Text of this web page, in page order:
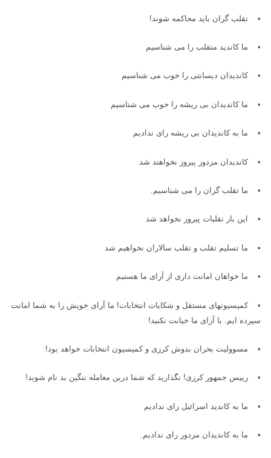
• تقلب گران باید محاکمه شوند !
• ما کاندید متقلب را می شناسیم
•کاندیدان دیسانتی را خوب می شناسیم
• ما کاندیدان بی ریشه را خوب می شناسیم
• ما به کاندیدان بی ریشه رای ندادیم
•کاندیدان مزدور پیروز نخواهند شد
• ما تقلب گران را می شناسیم
• این بار تقلبات پیروز نخواهد شد
• ما تسلیم تقلب و تقلب سالاران نخواهیم شد
• ما خواهان امانت داری از آرای ما هستیم
•کمیسیونهای مستقل و شکایات انتخابات! ما آرای خویش را به شما امانت
سپرده ایم. با آرای ما خیانت نکنید !
• مسوولیت بحران بدوش کرزی و کمیسیون انتخابات خواهد بود !
• رییس جمهور کرزی! نگذارید که شما درین معامله ننگین بد نام شوید!
• ما به کاندید اسرائیل رای ندادیم
• ما به کاندیدان مزدور رای ندادیم.